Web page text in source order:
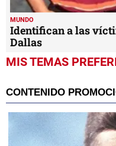
MUNDO
Identifican a las
Dallas
MIS TEMAS